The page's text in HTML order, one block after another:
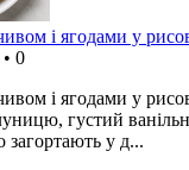
і ягодами у
• 0
і ягодами у
густий
загортають у д...